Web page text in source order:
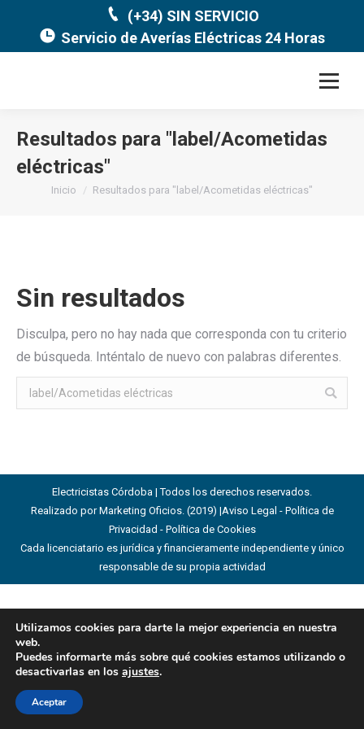
(+34) SIN SERVICIO
Servicio de Averías Eléctricas 24 Horas
Resultados para " label/Acometidas
eléctricas"
Estás aquí:
Inicio Resultados para "label/Acometidas eléctricas"
Sin resultados
Disculpa, pero no hay nada que corresponda con tu criterio
de búsqueda. Inténtalo de nuevo con palabras diferentes.
Buscar:
Electricistas Córdoba | Todos los derechos reservados.
Realizado por Marketing Oficios. (2019) |Aviso Legal - Política de
Privacidad - Política de Cookies
Cada licenciatario es jurídica y financieramente independiente y único
responsable de su propia actividad
Utilizamos cookies para darte la mejor experiencia en nuestra
web.
Puedes informarte más sobre qué cookies estamos utilizando o
desactivarlas en los ajustes.
Aceptar